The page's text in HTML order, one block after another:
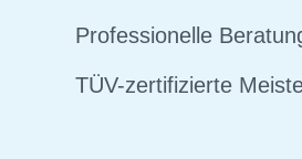
Professionelle
TÜV-zertifizierte